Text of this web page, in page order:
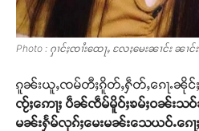
Photo : ႁၢင်ႈၸၢႆးထေႃႇ လႄႈမေးၼၢင်း ၼၢင်
ၵူၼ်းယူႇၸမ်တီႈၵိူတ်ႇႁဵတ်ႇၵေႃႉၼိုင်ႈ
ၸႂ်ႈဢေႃႈ ပဵၼ်ၸဵမ်မိူဝ်ႈၶမ်ႈဝၼ်းသ
မၼ်းႁႅမ်လုၵ်ႈမေးမၼ်းသေယဝ်ႉၵေႃ